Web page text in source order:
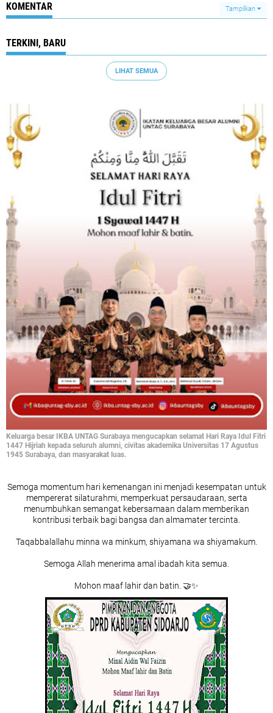
KOMENTAR Tampilkan
TERKINI, BARU
LIHAT SEMUA
Keluarga besar IKBA UNTAG Surabaya mengucapkan selamat Hari Raya Idul Fitri
1447 Hijriah kepada seluruh alumni, civitas akademika Universitas 17 Agustus
1945 Surabaya, dan masyarakat luas.
Semoga momentum hari kemenangan ini menjadi kesempatan untuk
mempererat silaturahmi, memperkuat persaudaraan, serta
menumbuhkan semangat kebersamaan dalam memberikan
kontribusi terbaik bagi bangsa dan almamater tercinta.
Taqabbalallahu minna wa minkum, shiyamana wa shiyamakum.
Semoga Allah menerima amal ibadah kita semua.
Mohon maaf lahir dan batin. 🤝✨